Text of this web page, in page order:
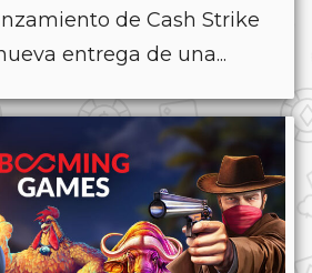
de Cash Strike
entrega de una...